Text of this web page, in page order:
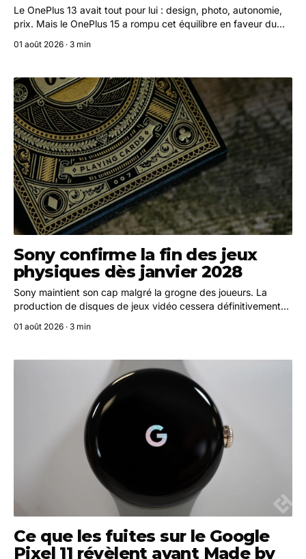
Le OnePlus 13 avait tout pour lui : design, photo, autonomie,
prix. Mais le OnePlus 15 a rompu cet équilibre en faveur du
01 août 2026 · 3 min
Sony confirme la fin des jeux
physiques dès janvier 2028
Sony maintient son cap malgré la grogne des joueurs. La
production de disques de jeux vidéo cessera définitivement
lors des résultats trimestriels du groupe.
01 août 2026 · 3 min
Ce que les fuites sur le Google
Pixel 11 révèlent avant Made by